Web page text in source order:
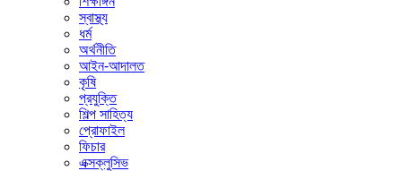
স্বাস্থ্য
ধর্ম
অর্থনীতি
আইন-আদালত
কৃষি
প্রযুক্তি
শিল্প সাহিত্য
প্রোফাইল
ফিচার
এক্সক্লুসিভ